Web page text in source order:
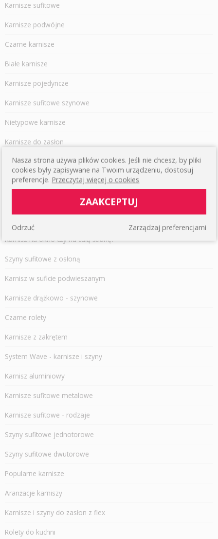
Karnisze sufitowe
Karnisze podwójne
Czarne karnisze
Białe karnisze
Karnisze pojedyncze
Karnisze sufitowe szynowe
Nietypowe karnisze
Karnisze do zasłon
Nowoczesne karnisze
Karnisze do zasłon i firan
Karnisz na okno czy na całą ścianę?
Szyny sufitowe z osłoną
Karnisz w suficie podwieszanym
Karnisze drążkowo - szynowe
Czarne rolety
Karnisze z zakrętem
System Wave - karnisze i szyny
Karnisz aluminiowy
Karnisze sufitowe metalowe
Karnisze sufitowe - rodzaje
Szyny sufitowe jednotorowe
Szyny sufitowe dwutorowe
Popularne karnisze
Aranżacje karniszy
Karnisze i szyny do zasłon z flex
Rolety do kuchni
Nasza strona używa plików cookies. Jeśli nie chcesz, by pliki
cookies były zapisywane na Twoim urządzeniu, dostosuj
preferencje. Przeczytaj więcej o cookies
ZAAKCEPTUJ
Zarządzaj preferencjami
Odrzuć